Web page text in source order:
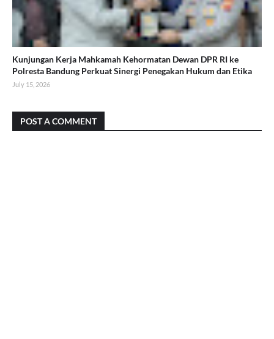
Kunjungan Kerja Mahkamah Kehormatan Dewan DPR RI ke
Polresta Bandung Perkuat Sinergi Penegakan Hukum dan Etika
July 15, 2026
POST A COMMENT